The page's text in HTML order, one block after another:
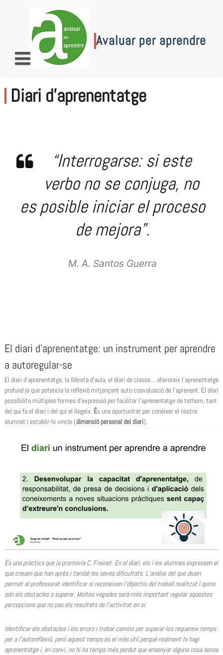
Avaluar per aprendre
Diari d’aprenentatge
“Interrogarse: si este
verbo no se conjuga, no
es posible iniciar el proceso
de mejora”.
M. A. Santos Guerra
El diari d’aprenentatge: un instrument per aprendre
a autoregular-se
El diari d’aprenentatge, la llibreta d’aula, el diari de classe… afavoreix l’aprenentatge
profund ja que potencia la reflexió mitjançant auto-coavaluació de l’aprenent. El diari
possibilita múltiples formes d’expressió per facilitar l’aprenentatge de tothom, tant
del qui fa el diari i del qui el llegeix. És una oportunitat per conèixer el nostre
alumnat i establir-hi vincle (dimensió personal del diari).
És una pràctica que ja promovia C. Freinet. En el diari, els i les alumnes expressen el
que creuen que han après i també les seves dificultats. L’anàlisi del que diuen
permet al professorat identificar si reconeixen l’objectiu del treball realitzat i quins
són els obstacles a superar. Moltes vegades serà més important regular aquestes
percepcions que no pas els resultats de l’activitat en si.
Identificar els obstacles i els errors i trobar camins per superar-los requereix temps
per a l’autoreflexió, però aquest temps és el més útil perquè realment hi hagi
aprenentatge i, en canvi, no hi ha temps més perdut que ensenyar alguna cosa sense